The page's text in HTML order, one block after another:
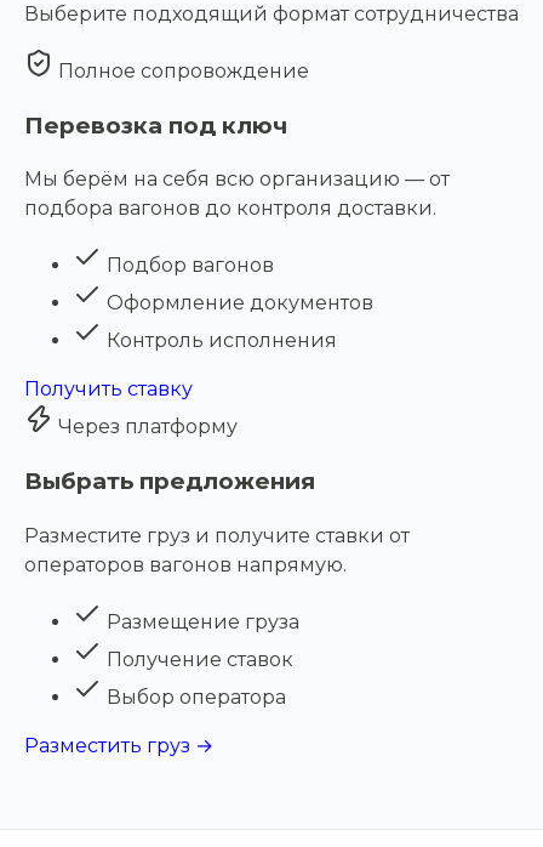
Выберите подходящий формат сотрудничества
Полное сопровождение
Перевозка под ключ
Мы берём на себя всю организацию — от
подбора вагонов до контроля доставки.
Подбор вагонов
Оформление документов
Контроль исполнения
Получить ставку
Через платформу
Выбрать предложения
Разместите груз и получите ставки от
операторов вагонов напрямую.
Размещение груза
Получение ставок
Выбор оператора
Разместить груз →